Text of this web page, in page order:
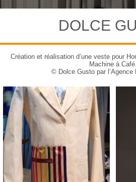
DOLCE
Création et réalisation d’une veste pour
Machine à Café.
© Dolce Gusto par l’Agence